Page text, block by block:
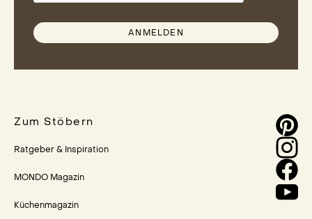
ANMELDEN
Zum Stöbern
Ratgeber & Inspiration
MONDO Magazin
Küchenmagazin